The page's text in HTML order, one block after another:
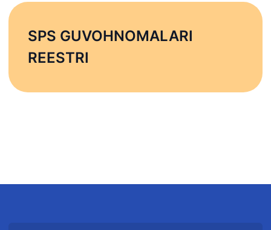
SPS GUVOHNOMALARI
REESTRI